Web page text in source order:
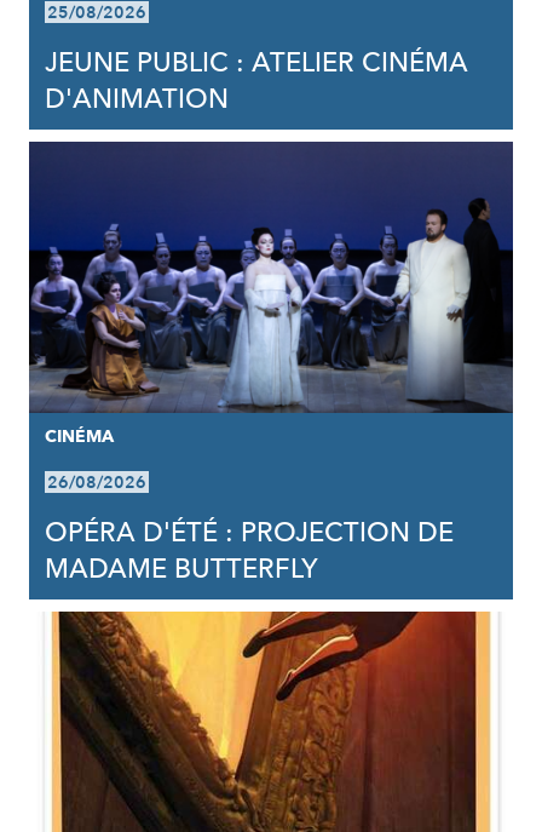
25/08/2026
JEUNE PUBLIC : ATELIER CINÉMA
D'ANIMATION
CINÉMA
26/08/2026
OPÉRA D'ÉTÉ : PROJECTION DE
MADAME BUTTERFLY